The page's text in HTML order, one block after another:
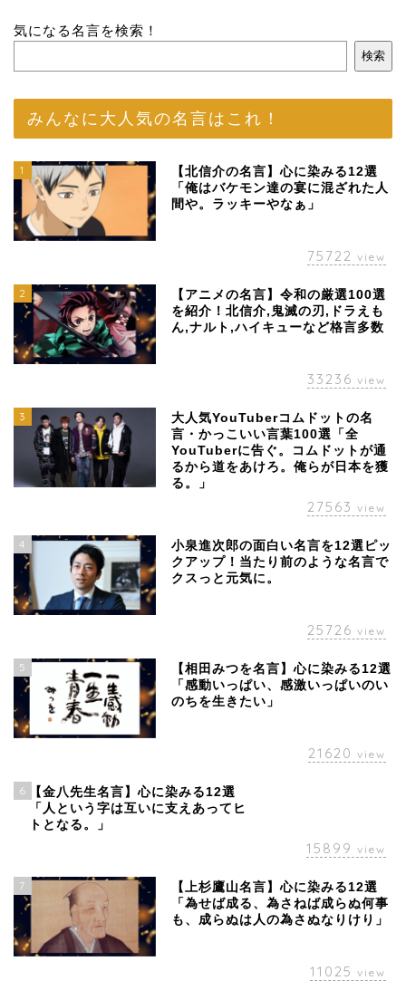
気になる名言を検索！
検索
みんなに大人気の名言はこれ！
1
【北信介の名言】心に染みる12選
「俺はバケモン達の宴に混ざれた人
間や。ラッキーやなぁ」
75722 view
2
【アニメの名言】令和の厳選100選
を紹介！北信介,鬼滅の刃,ドラえも
ん,ナルト,ハイキューなど格言多数
33236 view
3
大人気YouTuberコムドットの名
言・かっこいい言葉100選「全
YouTuberに告ぐ。コムドットが通
るから道をあけろ。俺らが日本を獲
る。」
27563 view
4
小泉進次郎の面白い名言を12選ピッ
クアップ！当たり前のような名言で
クスっと元気に。
25726 view
5
【相田みつを名言】心に染みる12選
「感動いっぱい、感激いっぱいのい
のちを生きたい」
21620 view
6
【金八先生名言】心に染みる12選
「人という字は互いに支えあってヒ
トとなる。」
15899 view
7
【上杉鷹山名言】心に染みる12選
「為せば成る、為さねば成らぬ何事
も、成らぬは人の為さぬなりけり」
11025 view